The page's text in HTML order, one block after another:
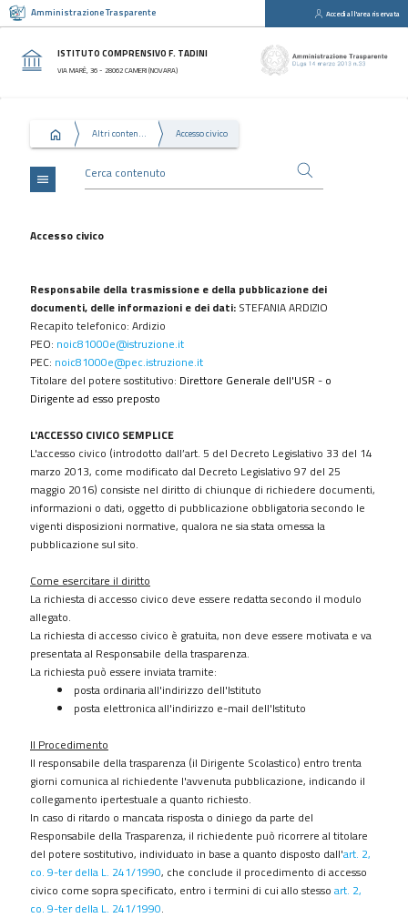
Amministrazione Trasparente Accedi all'area riservata
ISTITUTO COMPRENSIVO F. TADINI
VIA MARÈ, 36 - 28062 CAMERI (NOVARA)
Altri contenuti Accesso civico
Sezioni
Disposizioni
Consulenti
collaboratori
Bandi
Performance
Enti
controllati
Attività
e
Provvedimenti
Controlli
sulle
imprese
Bandi
di
e
contratti
Sovvenzioni
contributi
sussidi
vantaggi
economici
Bilanci
Beni
immobili
e
gestione
patrimonio
Controlli
e
rilievi
menu
Accesso civico
Responsabile della trasmissione e della pubblicazione dei
documenti, delle informazioni e dei dati: STEFANIA ARDIZIO
Recapito telefonico: Ardizio
PEO: noic81000e@istruzione.it
PEC: noic81000e@pec.istruzione.it
Titolare del potere sostitutivo: Direttore Generale dell'USR - o
Dirigente ad esso preposto
L'ACCESSO CIVICO SEMPLICE
L'accesso civico (introdotto dall’art. 5 del Decreto Legislativo 33 del 14
marzo 2013, come modificato dal Decreto Legislativo 97 del 25
maggio 2016) consiste nel diritto di chiunque di richiedere documenti,
informazioni o dati, oggetto di pubblicazione obbligatoria secondo le
vigenti disposizioni normative, qualora ne sia stata omessa la
pubblicazione sul sito.
Come esercitare il diritto
La richiesta di accesso civico deve essere redatta secondo il modulo
allegato.
La richiesta di accesso civico è gratuita, non deve essere motivata e va
presentata al Responsabile della trasparenza.
La richiesta può essere inviata tramite:
posta ordinaria all'indirizzo dell'Istituto
posta elettronica all'indirizzo e-mail dell'Istituto
Il Procedimento
Il responsabile della trasparenza (il Dirigente Scolastico) entro trenta
giorni comunica al richiedente l'avvenuta pubblicazione, indicando il
collegamento ipertestuale a quanto richiesto.
In caso di ritardo o mancata risposta o diniego da parte del
Responsabile della Trasparenza, il richiedente può ricorrere al titolare
del potere sostitutivo, individuato in base a quanto disposto dall'art. 2,
co. 9-ter della L. 241/1990, che conclude il procedimento di accesso
civico come sopra specificato, entro i termini di cui allo stesso art. 2,
co. 9-ter della L. 241/1990.